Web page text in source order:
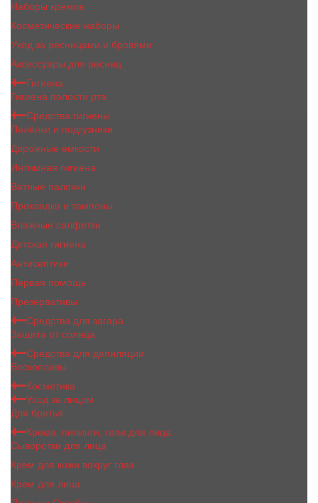
Наборы кремов
Косметические наборы
Уход за ресницами и бровями
Аксессуары для ресниц
Гигиена
Гигиена полости рта
Средства гигиены
Пелёнки и подгузники
Дорожные ёмкости
Интимная гигиена
Ватные палочки
Прокладки и тампоны
Влажные салфетки
Детская гигиена
Антисептики
Первая помощь
Презервативы
Средства для загара
Защита от солнца
Средства для депиляции
Воскоплавы
Косметика
Уход за лицом
Для бритья
Крема, пилинги, гели для лица
Сыворотки для лица
Крем для кожи вокруг глаз
Крем для лица